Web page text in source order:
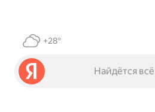
+28°
Найдётся всё